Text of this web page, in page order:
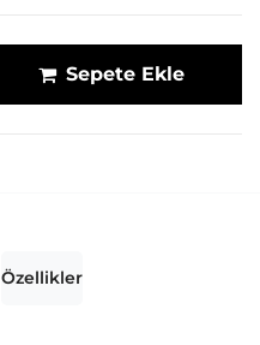
Sepete Ekle
Özellikler